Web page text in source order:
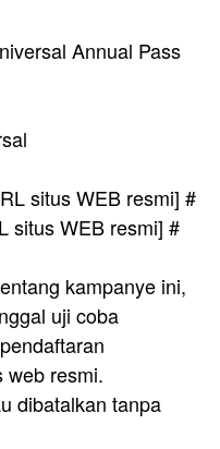
Annual Pass
situs WEB resmi] #
situs WEB resmi] #
kampanye ini,
uji coba
web resmi.
dibatalkan tanpa